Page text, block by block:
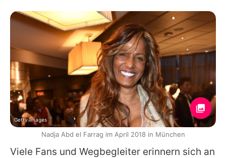
Viele Fans und Wegbegleiter erinnern sich an
Getty Images
Nadja Abd el Farrag im April 2018 in München